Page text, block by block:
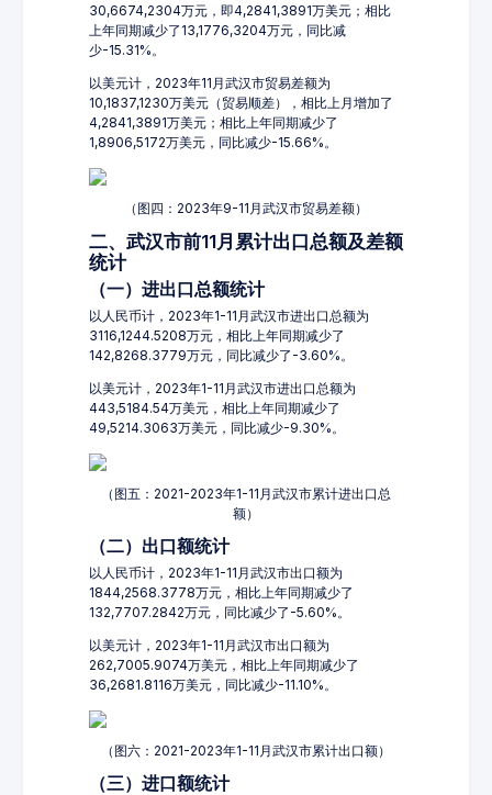
30,6674,2304万元，即4,2841,3891万美元；相比
上年同期减少了13,1776,3204万元，同比减
少-15.31%。
以美元计，2023年11月武汉市贸易差额为
10,1837,1230万美元（贸易顺差），相比上月增加了
4,2841,3891万美元；相比上年同期减少了
1,8906,5172万美元，同比减少-15.66%。
（图四：2023年9-11月武汉市贸易差额）
二、武汉市前11月累计出口总额及差额
统计
（一）进出口总额统计
以人民币计，2023年1-11月武汉市进出口总额为
3116,1244.5208万元，相比上年同期减少了
142,8268.3779万元，同比减少了-3.60%。
以美元计，2023年1-11月武汉市进出口总额为
443,5184.54万美元，相比上年同期减少了
49,5214.3063万美元，同比减少-9.30%。
（图五：2021-2023年1-11月武汉市累计进出口总
额）
（二）出口额统计
以人民币计，2023年1-11月武汉市出口额为
1844,2568.3778万元，相比上年同期减少了
132,7707.2842万元，同比减少了-5.60%。
以美元计，2023年1-11月武汉市出口额为
262,7005.9074万美元，相比上年同期减少了
36,2681.8116万美元，同比减少-11.10%。
（图六：2021-2023年1-11月武汉市累计出口额）
（三）进口额统计